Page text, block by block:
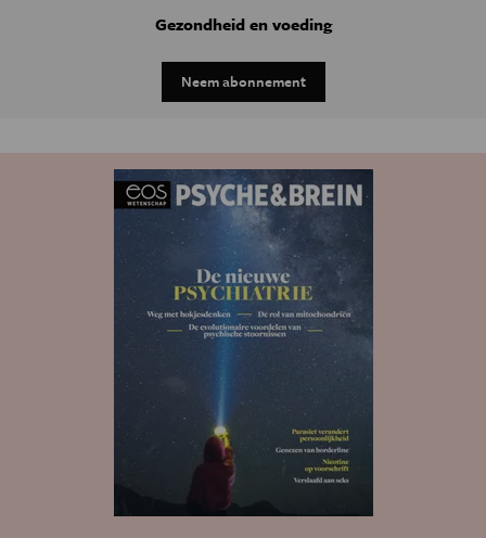
Gezondheid en voeding
Neem abonnement